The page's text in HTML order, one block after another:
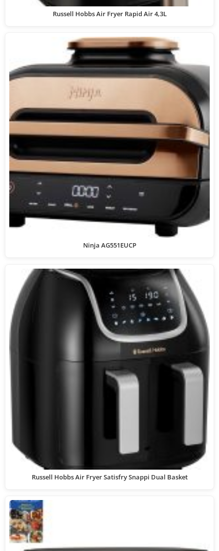
Russell Hobbs Air Fryer Rapid Air 4,3L
Ninja AG551EUCP
Russell Hobbs Air Fryer Satisfry Snappi Dual Basket